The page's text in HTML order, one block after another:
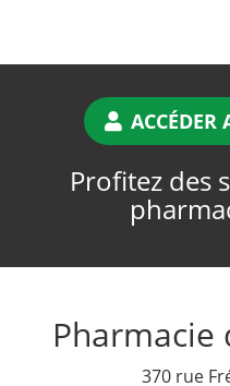
ACCÉDER
Profitez des
Pharmacie
370 rue